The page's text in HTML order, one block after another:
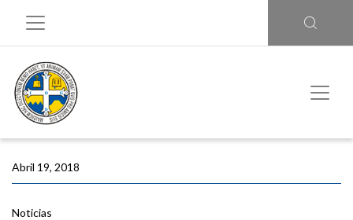
Abril 19, 2018
Noticias